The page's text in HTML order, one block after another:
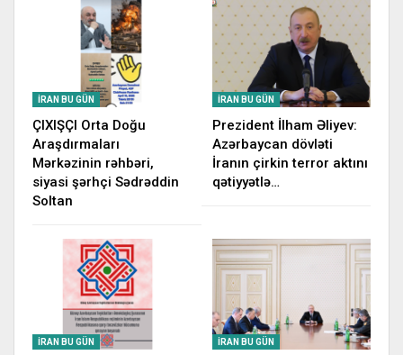
İRAN BU GÜN
ÇIXIŞÇI Orta Doğu
Araşdırmaları
Mərkəzinin rəhbəri,
siyasi şərhçi Sədrəddin
Soltan
İRAN BU GÜN
Prezident İlham Əliyev:
Azərbaycan dövləti
İranın çirkin terror aktını
qətiyyətlə…
İRAN BU GÜN İRAN BU GÜN